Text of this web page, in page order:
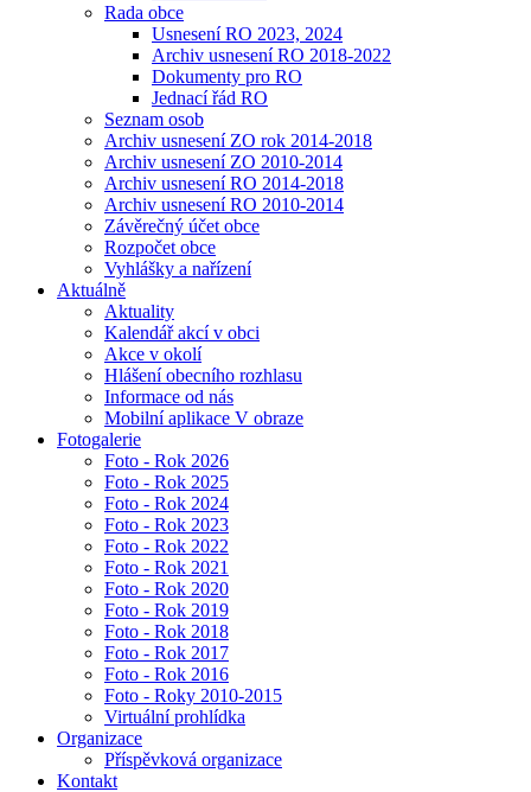
Rada obce
Usnesení RO 2023, 2024
Archiv usnesení RO 2018-2022
Dokumenty pro RO
Jednací řád RO
Seznam osob
Archiv usnesení ZO rok 2014-2018
Archiv usnesení ZO 2010-2014
Archiv usnesení RO 2014-2018
Archiv usnesení RO 2010-2014
Závěrečný účet obce
Rozpočet obce
Vyhlášky a nařízení
Aktuálně
Aktuality
Kalendář akcí v obci
Akce v okolí
Hlášení obecního rozhlasu
Informace od nás
Mobilní aplikace V obraze
Fotogalerie
Foto - Rok 2026
Foto - Rok 2025
Foto - Rok 2024
Foto - Rok 2023
Foto - Rok 2022
Foto - Rok 2021
Foto - Rok 2020
Foto - Rok 2019
Foto - Rok 2018
Foto - Rok 2017
Foto - Rok 2016
Foto - Roky 2010-2015
Virtuální prohlídka
Organizace
Příspěvková organizace
Kontakt